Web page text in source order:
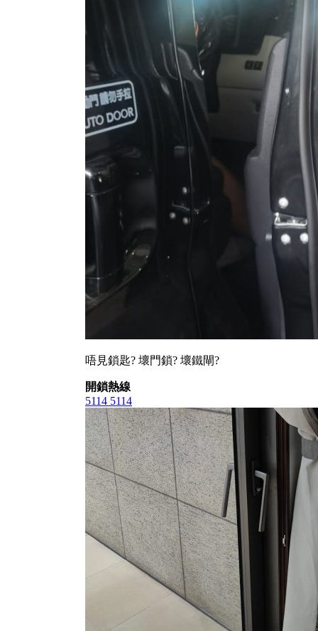
唔見鎖匙? 壞門鎖? 壞鐵閘?
開鎖熱線
5114 5114